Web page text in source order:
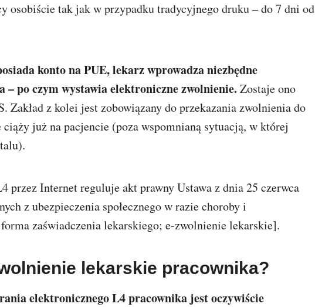
osobiście tak jak w przypadku tradycyjnego druku – do 7 dni od
konto na PUE, lekarz wprowadza niezbędne
po czym wystawia elektroniczne zwolnienie. Zostaje ono
Zakład z kolei jest zobowiązany do przekazania zwolnienia do
już na pacjencie (poza wspomnianą sytuacją, w której
przez Internet reguluje akt prawny Ustawa z dnia 25 czerwca
z ubezpieczenia społecznego w razie choroby i
zaświadczenia lekarskiego; e-zwolnienie lekarskie].
lekarskie pracownika?
elektronicznego L4 pracownika jest oczywiście